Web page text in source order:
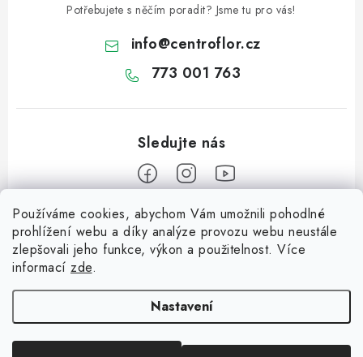
Používáme cookies, abychom Vám umožnili pohodlné
prohlížení webu a díky analýze provozu webu neustále
zlepšovali jeho funkce, výkon a použitelnost. Více
informací zde.
Nastavení
Potřebujete s něčím poradit? Jsme tu pro vás!
info@centroflor.cz
773 001 763
Informace pro vás
Dopravné
Kontaktujte nás
Tipy na tvoření
Jutový Mikuláš, anděl a čert - perfektní zábava pro děti